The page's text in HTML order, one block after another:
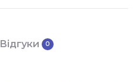
Відгуки 0